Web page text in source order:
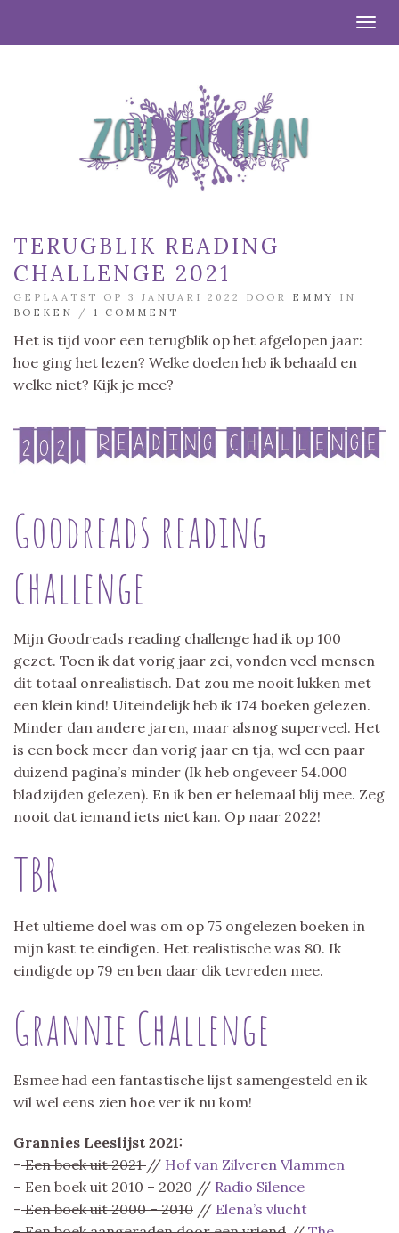
TERUGBLIK READING
CHALLENGE 2021
GEPLAATST OP 3 JANUARI 2022 DOOR EMMY
IN
BOEKEN
/ 1 COMMENT
Het is tijd voor een terugblik op het afgelopen jaar:
hoe ging het lezen? Welke doelen heb ik behaald en
welke niet? Kijk je mee?
Goodreads reading
challenge
Mijn Goodreads reading challenge had ik op 100
gezet. Toen ik dat vorig jaar zei, vonden veel mensen
dit totaal onrealistisch. Dat zou me nooit lukken met
een klein kind! Uiteindelijk heb ik 174 boeken gelezen.
Minder dan andere jaren, maar alsnog superveel. Het
is een boek meer dan vorig jaar en tja, wel een paar
duizend pagina’s minder (Ik heb ongeveer 54.000
bladzijden gelezen). En ik ben er helemaal blij mee. Zeg
nooit dat iemand iets niet kan. Op naar 2022!
TBR
Het ultieme doel was om op 75 ongelezen boeken in
mijn kast te eindigen. Het realistische was 80. Ik
eindigde op 79 en ben daar dik tevreden mee.
Grannie Challenge
Esmee had een fantastische lijst samengesteld en ik
wil wel eens zien hoe ver ik nu kom!
Grannies Leeslijst 2021:
–Een boek uit 2021// Hof van Zilveren Vlammen
– Een boek uit 2010 – 2020 // Radio Silence
–Een boek uit 2000 – 2010 // Elena’s vlucht